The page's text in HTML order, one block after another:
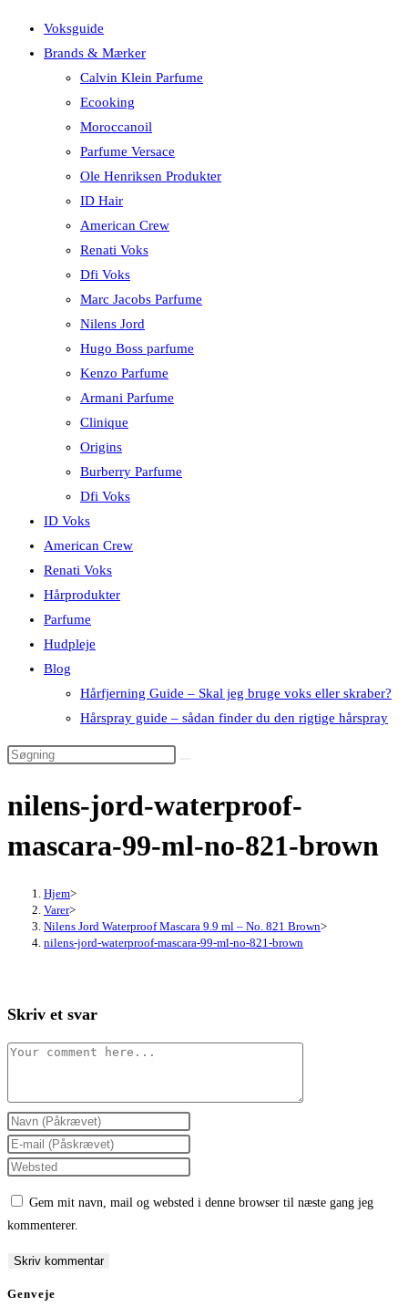
Voksguide
Brands & Mærker
Calvin Klein Parfume
Ecooking
Moroccanoil
Parfume Versace
Ole Henriksen Produkter
ID Hair
American Crew
Renati Voks
Dfi Voks
Marc Jacobs Parfume
Nilens Jord
Hugo Boss parfume
Kenzo Parfume
Armani Parfume
Clinique
Origins
Burberry Parfume
Dfi Voks
ID Voks
American Crew
Renati Voks
Hårprodukter
Parfume
Hudpleje
Blog
Hårfjerning Guide – Skal jeg bruge voks eller skraber?
Hårspray guide – sådan finder du den rigtige hårspray
nilens-jord-waterproof-
mascara-99-ml-no-821-brown
Hjem>
Varer>
Nilens Jord Waterproof Mascara 9.9 ml – No. 821 Brown>
nilens-jord-waterproof-mascara-99-ml-no-821-brown
Skriv et svar
Comment
Enter
your
name
comment
Enter
your
comment
Enter
(optional)
Gem mit navn, mail og websted i denne browser til næste gang jeg
kommenterer.
Genveje